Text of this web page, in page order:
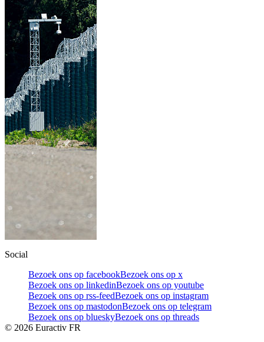
Social
Bezoek ons op facebookBezoek ons op x
Bezoek ons op linkedinBezoek ons op youtube
Bezoek ons op rss-feedBezoek ons op instagram
Bezoek ons op mastodonBezoek ons op telegram
Bezoek ons op blueskyBezoek ons op threads
© 2026 Euractiv FR